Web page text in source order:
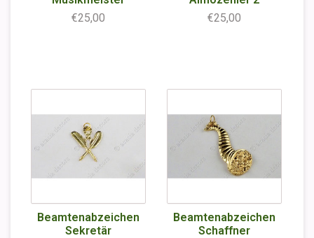
€25,00
€25,00
Beamtenabzeichen
Sekretär
Beamtenabzeichen
Schaffner